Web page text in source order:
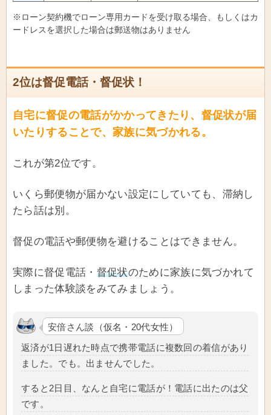
※ローン契約機でローン専用カードを受け取る場合、もしくはカ
ードレスを選択した場合は郵送物はありません
2位は督促電話・督促状！
自宅に督促の電話がかかってきたり、 督促状が届
いたりすることで、家族に気づかれる。
これが第2位です。
いくら郵便物が届かない設定にしていても、滞納し
たら話は別。
督促の電話や郵便物を避けることはできません。
実際に督促電話・ 督促状のために家族に気づかれて
しまった体験談をみてみましょう。
安倍さん談（仮名・20代女性）
返済が1日遅れた時点で携帯電話に複数回の着信があり
ました。でも。出ませんでした。
すると2日目、なんと自宅に電話が！電話に出たのは父
です。